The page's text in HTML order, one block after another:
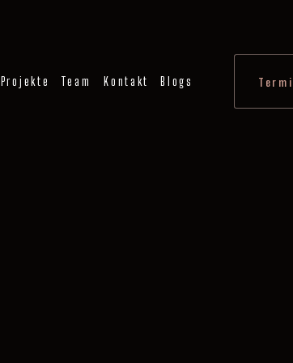
Projekte Team Kontakt Blogs